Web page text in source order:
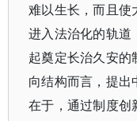
难以生长，而且使
进入法治化的轨道
起奠定长治久安
向结构而言，提
在于，通过制度创